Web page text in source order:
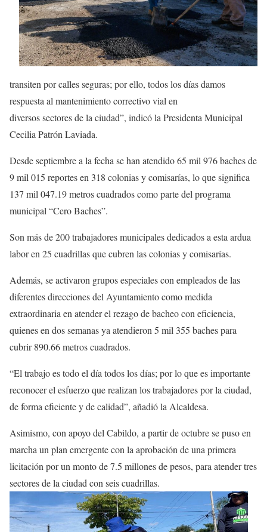
transiten por calles seguras; por ello, todos los días damos
respuesta al mantenimiento correctivo vial en
diversos sectores de la ciudad”, indicó la Presidenta Municipal
Cecilia Patrón Laviada.
Desde septiembre a la fecha se han atendido 65 mil 976 baches de
9 mil 015 reportes en 318 colonias y comisarías, lo que significa
137 mil 047.19 metros cuadrados como parte del programa
municipal “Cero Baches”.
Son más de 200 trabajadores municipales dedicados a esta ardua
labor en 25 cuadrillas que cubren las colonias y comisarías.
Además, se activaron grupos especiales con empleados de las
diferentes direcciones del Ayuntamiento como medida
extraordinaria en atender el rezago de bacheo con eficiencia,
quienes en dos semanas ya atendieron 5 mil 355 baches para
cubrir 890.66 metros cuadrados.
“El trabajo es todo el día todos los días; por lo que es importante
reconocer el esfuerzo que realizan los trabajadores por la ciudad,
de forma eficiente y de calidad”, añadió la Alcaldesa.
Asimismo, con apoyo del Cabildo, a partir de octubre se puso en
marcha un plan emergente con la aprobación de una primera
licitación por un monto de 7.5 millones de pesos, para atender tres
sectores de la ciudad con seis cuadrillas.